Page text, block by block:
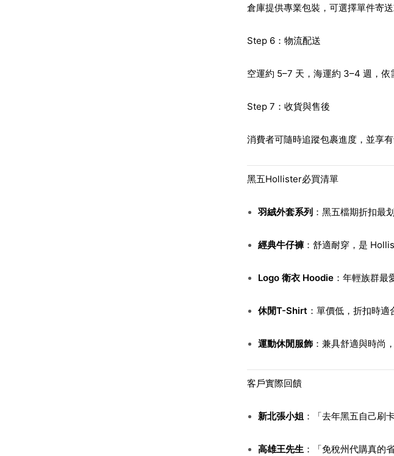
倉庫提供專業包裝，可選擇單件寄送
Step 6：物流配送
空運約 5–7 天，海運約 3–4 週，依
Step 7：收貨與售後
消費者可隨時追蹤包裹進度，並享有
黑五Hollister必買清單
羽絨外套系列：黑五檔期折扣最
經典牛仔褲：舒適耐穿，是
Logo 衛衣 Hoodie：年輕族群最
休閒T-Shirt：單價低，折扣時適
運動休閒服飾：兼具舒適與時尚
客戶實際回饋
新北張小姐：「去年黑五自己刷
高雄王先生：「免稅州代購真的